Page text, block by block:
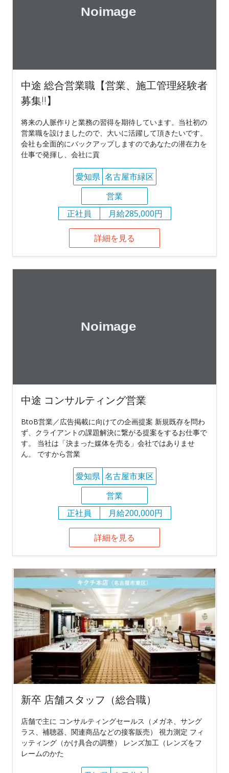
中途 総合営業職【営業、施工管理経験者
募集!!】
将来の人脈作りと業務の習得を期待しています。当社初の
営業職を設けましたので、大いに活躍して頂きたいです。
会社も全面的にバックアップしますのであなたの潜在力を
仕事で発揮し、会社に貢
愛知県 名古屋市緑区
営業
正社員
月給285,000円
詳細を見る
中途 コンサルティング営業
BtoB営業／広告掲載に向けての企画提案 新規既存を問わ
ず、クライアントの課題解決に繋がる提案をするお仕事で
す。 当社は「決まった媒体を売る」会社ではありませ
ん。 ですから営業
愛知県 名古屋市東区
営業
正社員
月給200,000円
詳細を見る
新卒 店舗スタッフ（総合職）
店舗で主に コンサルティングセールス（メガネ、サング
ラス、補聴器、関連商品などの接客販売） 視力測定 フィ
ッティング（かけ具合の調整） レンズ加工（レンズをフ
レームのかた